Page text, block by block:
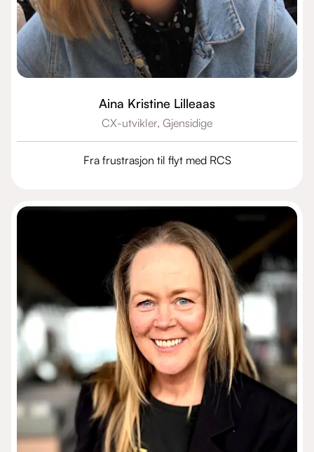
Aina Kristine Lilleaas
CX-utvikler, Gjensidige
Fra frustrasjon til flyt med RCS